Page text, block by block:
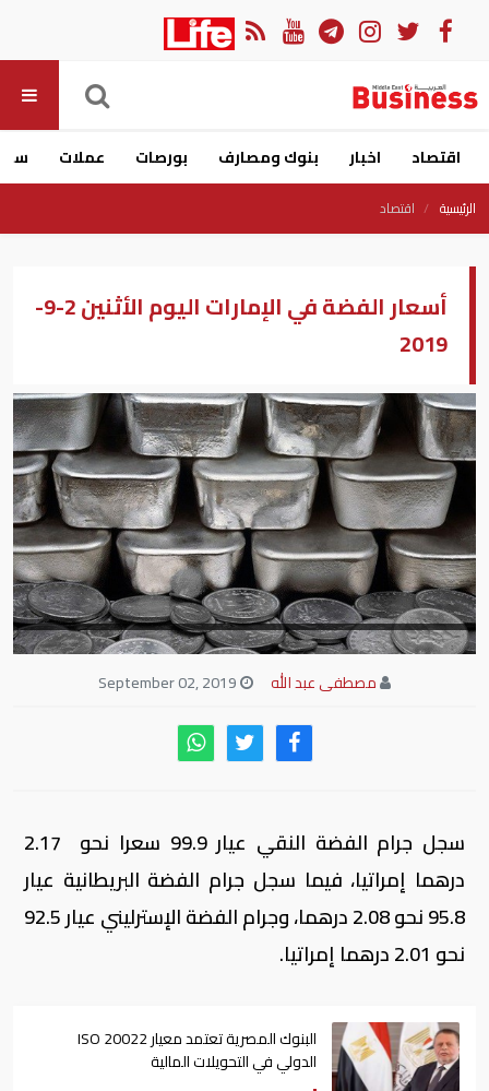
اقتصاد اخبار بنوك ومصارف بورصات عملات
الرئيسية اقتصاد
أسعار الفضة في الإمارات اليوم الأثنين 2-9-
2019
مصطفى عبد الله
سجل جرام الفضة النقي عيار 99.9 سعرا نحو 2.17
درهما إمراتيا، فيما سجل جرام الفضة البريطانية عيار
95.8 نحو 2.08 درهما، وجرام الفضة الإسترليني عيار 92.5
نحو 2.01 درهما إمراتيا.
البنوك المصرية تعتمد معيار ISO 20022
الدولي في التحويلات المالية